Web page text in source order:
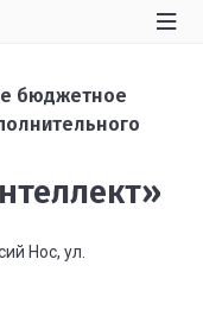
бюджетное
Нос, ул.